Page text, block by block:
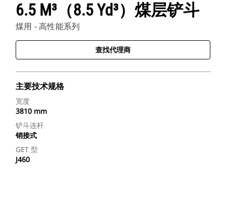
6.5 M³（8.5 Yd³）煤层铲斗
煤用 - 高性能系列
查找代理商
主要技术规格
宽度
3810 mm
铲斗连杆
销接式
GET 型
J460